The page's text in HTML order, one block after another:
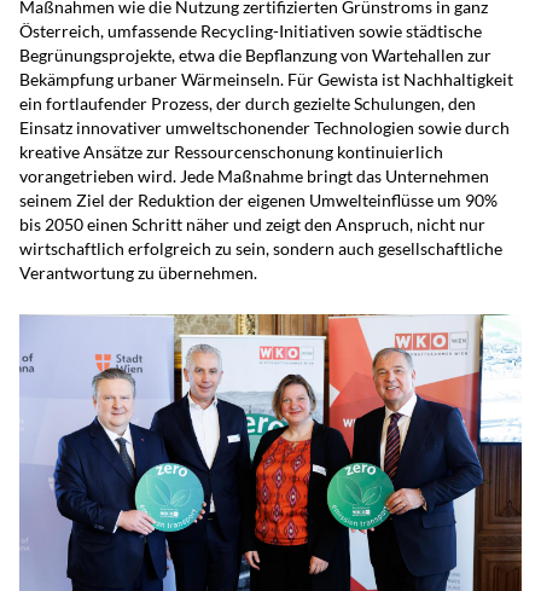
Maßnahmen wie die Nutzung zertifizierten Grünstroms in ganz
Österreich, umfassende Recycling-Initiativen sowie städtische
Begrünungsprojekte, etwa die Bepflanzung von Wartehallen zur
Bekämpfung urbaner Wärmeinseln. Für Gewista ist Nachhaltigkeit
ein fortlaufender Prozess, der durch gezielte Schulungen, den
Einsatz innovativer umweltschonender Technologien sowie durch
kreative Ansätze zur Ressourcenschonung kontinuierlich
vorangetrieben wird. Jede Maßnahme bringt das Unternehmen
seinem Ziel der Reduktion der eigenen Umwelteinflüsse um 90%
bis 2050 einen Schritt näher und zeigt den Anspruch, nicht nur
wirtschaftlich erfolgreich zu sein, sondern auch gesellschaftliche
Verantwortung zu übernehmen.